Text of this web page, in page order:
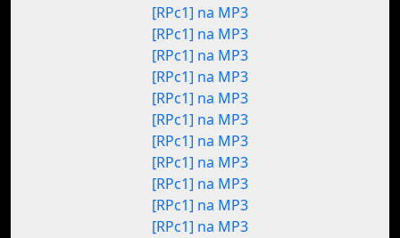
[RPc1] na MP3
[RPc1] na MP3
[RPc1] na MP3
[RPc1] na MP3
[RPc1] na MP3
[RPc1] na MP3
[RPc1] na MP3
[RPc1] na MP3
[RPc1] na MP3
[RPc1] na MP3
[RPc1] na MP3